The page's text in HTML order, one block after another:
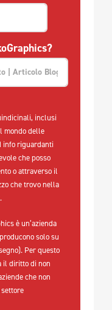
inclusi
mondo delle
info riguardanti
che posso
o attraverso il
che trovo nella
è un’azienda
solo su
Per questo
il diritto di non
che non